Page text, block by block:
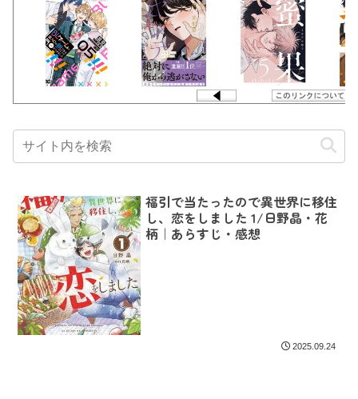
福引で当たったので異世界に移住
し、恋をしました 1/日野晶・花
柄｜あらすじ・感想
2025.09.24